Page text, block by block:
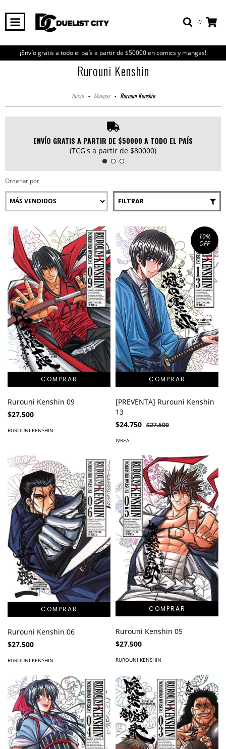
0
¡Envío gratis a todo el país a partir de $50000 en comics y mangas!
Rurouni Kenshin
Inicio - Mangas - Rurouni Kenshin
ENVÍO GRATIS A PARTIR DE $50000 A TODO EL PAÍS
(TCG's a partir de $80000)
Ordenar por
FILTRAR
Rurouni Kenshin 09
$27.500
RUROUNI KENSHIN
10%
OFF
[PREVENTA] Rurouni Kenshin
13
$24.750 $27.500
IVREA
Rurouni Kenshin 06
$27.500
RUROUNI KENSHIN
Rurouni Kenshin 05
$27.500
RUROUNI KENSHIN